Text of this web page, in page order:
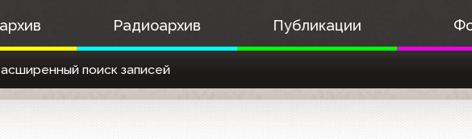
Радиоархив Публикации
поиск записей